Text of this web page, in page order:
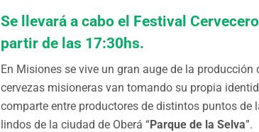
Se llevará a cabo el Festival Cervecero
partir de las 17:30hs.
En Misiones se vive un gran auge de la
cervezas misioneras van tomando su propia
comparte entre productores de distintos puntos
lindos de la ciudad de Oberá “Parque de la Selva”.